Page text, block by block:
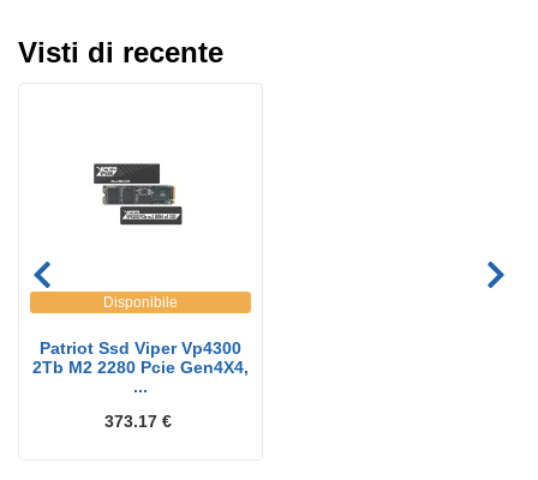
Visti di recente
Disponibile
Patriot Ssd Viper Vp4300
2Tb M2 2280 Pcie Gen4X4,
...
373.17 €